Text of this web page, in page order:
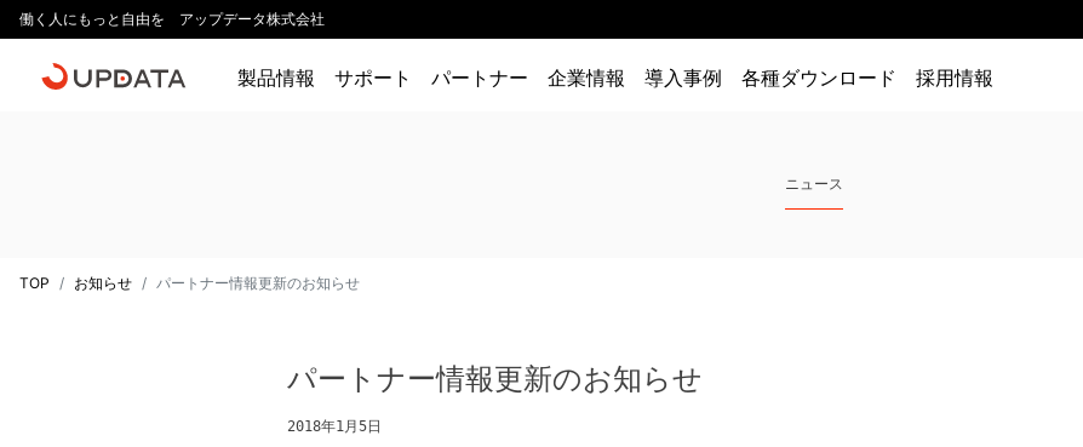
働く人にもっと自由を アップデータ株式会社
製品情報 サポート パートナー 企業情報 導入事例 各種ダウンロード 採用情報
ニュース
TOP お知らせ パートナー情報更新のお知らせ
パートナー情報更新のお知らせ
2018年1月5日